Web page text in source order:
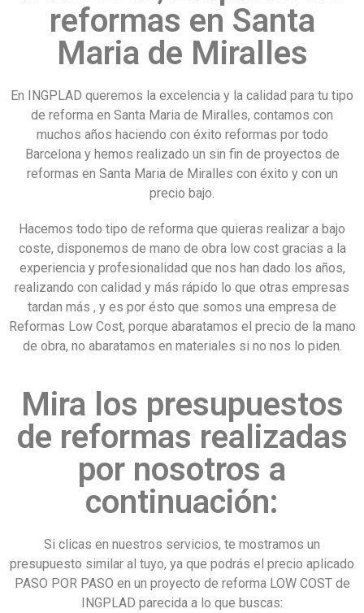
reformas en Santa
Maria de Miralles
En INGPLAD queremos la excelencia y la calidad para tu tipo
de reforma en Santa Maria de Miralles, contamos con
muchos años haciendo con éxito reformas por todo
Barcelona y hemos realizado un sin fin de proyectos de
reformas en Santa Maria de Miralles con éxito y con un
precio bajo.
Hacemos todo tipo de reforma que quieras realizar a bajo
coste, disponemos de mano de obra low cost gracias a la
experiencia y profesionalidad que nos han dado los años,
realizando con calidad y más rápido lo que otras empresas
tardan más , y es por ésto que somos una empresa de
Reformas Low Cost, porque abaratamos el precio de la mano
de obra, no abaratamos en materiales si no nos lo piden.
Mira los presupuestos
de reformas realizadas
por nosotros a
continuación:
Si clicas en nuestros servicios, te mostramos un
presupuesto similar al tuyo, ya que podrás el precio aplicado
PASO POR PASO en un proyecto de reforma LOW COST de
INGPLAD parecida a lo que buscas: